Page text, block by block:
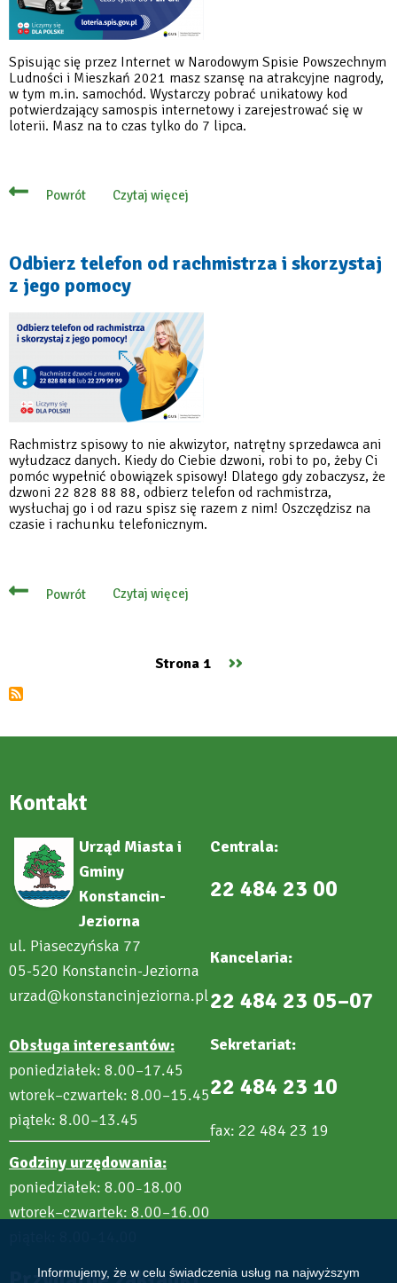
Informujemy, że w celu świadczenia usług na najwyższym
Spisując się przez Internet w Narodowym Spisie Powszechnym
Ludności i Mieszkań 2021 masz szansę na atrakcyjne nagrody,
w tym m.in. samochód. Wystarczy pobrać unikatowy kod
potwierdzający samospis internetowy i zarejestrować się w
loterii. Masz na to czas tylko do 7 lipca.
Powrót Czytaj więcej
o
Spisz
się
i
wygraj
loterii
Odbierz telefon od rachmistrza i skorzystaj
z jego pomocy
Rachmistrz spisowy to nie akwizytor, natrętny sprzedawca ani
wyłudzacz danych. Kiedy do Ciebie dzwoni, robi to po, żeby Ci
pomóc wypełnić obowiązek spisowy! Dlatego gdy zobaczysz, że
dzwoni 22 828 88 88, odbierz telefon od rachmistrza,
wysłuchaj go i od razu spisz się razem z nim! Oszczędzisz na
czasie i rachunku telefonicznym.
Powrót Czytaj więcej
o
Strona 1
Następna
››
Kontakt
Urząd Miasta i
Gminy
Konstancin-
Jeziorna
ul. Piaseczyńska 77
05-520 Konstancin-Jeziorna
urzad@konstancinjeziorna.pl
Obsługa interesantów:
poniedziałek: 8.00–17.45
wtorek–czwartek: 8.00–15.45
piątek: 8.00–13.45
Godziny urzędowania:
poniedziałek: 8.00–18.00
wtorek–czwartek: 8.00–16.00
Centrala:
22 484 23 00
Kancelaria:
22 484 23 05–07
Sekretariat:
22 484 23 10
fax: 22 484 23 19